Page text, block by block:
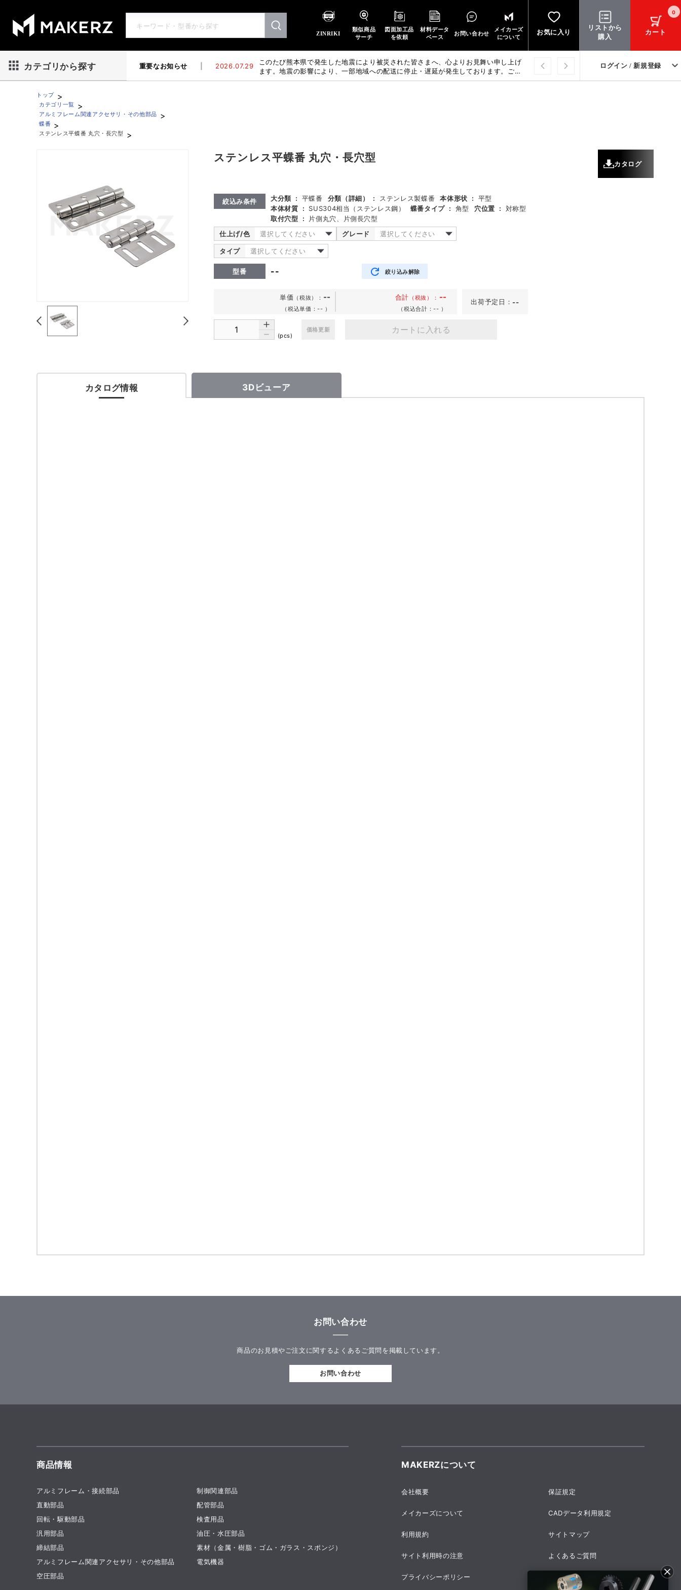
ZINRIKI
類似商品
サーチ
図面加工品
を依頼
材料データ
ベース
お問い合わせ
メイカーズ
について
お気に入り
リストから
購入
カート
0
カテゴリから探す 重要なお知らせ 2026.07.29
このたび熊本県で発生した地震により被災された皆さまへ、心よりお見舞い申し上げ
ます。地震の影響により、一部地域への配送に停止・遅延が発生しております。ご迷
惑をおかけいたしますが、何卒ご理解賜りますようお願い申し上げます。
ログイン / 新規登録
トップ >
カテゴリ一覧 >
アルミフレーム関連アクセサリ・その他部品 >
蝶番 >
ステンレス平蝶番 丸穴・長穴型
>
ステンレス平蝶番 丸穴・長穴型
絞込み条件 大分類 : 平蝶番 分類（詳細） : ステンレス製蝶番 本体形状 :
平型
本体材質
: SUS304相当（ステンレス鋼） 蝶番タイプ : 角型 穴位置 :
対称型
取付穴型
:
片側丸穴、片側長穴型
仕上げ/色
選択してください グレード 選択してください
タイプ 選択してください
型番 -- 絞り込み解除
単価 （税抜） ： --
（税込単価：-- ）
合計 （税抜）： --
（税込合計：-- ）
出荷予定日： --
(pcs)
価格更新 カートに入れる
カタログ
カタログ情報 3Dビューア
お問い合わせ
商品のお見積やご注文に関するよくあるご質問を掲載しています。
お問い合わせ
商品情報
アルミフレーム・接続部品
直動部品
回転・駆動部品
汎用部品
締結部品
アルミフレーム関連アクセサリ・その他部品
空圧部品
制御関連部品
配管部品
検査用品
油圧・水圧部品
素材（金属・樹脂・ゴム・ガラス・スポンジ）
電気機器
MAKERZについて
会社概要
メイカーズについて
利用規約
サイト利用時の注意
プライバシーポリシー
保証規定
CADデータ利用規定
サイトマップ
よくあるご質問
採用情報